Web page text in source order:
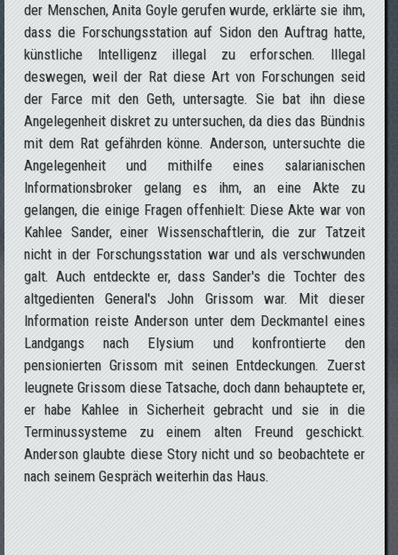
der Menschen, Anita Goyle gerufen wurde, erklärte sie ihm,
dass die Forschungsstation auf Sidon den Auftrag hatte,
künstliche Intelligenz illegal zu erforschen. Illegal
deswegen, weil der Rat diese Art von Forschungen seid
der Farce mit den Geth, untersagte. Sie bat ihn diese
Angelegenheit diskret zu untersuchen, da dies das Bündnis
mit dem Rat gefährden könne. Anderson, untersuchte die
Angelegenheit und mithilfe eines salarianischen
Informationsbroker gelang es ihm, an eine Akte zu
gelangen, die einige Fragen offenhielt: Diese Akte war von
Kahlee Sander, einer Wissenschaftlerin, die zur Tatzeit
nicht in der Forschungsstation war und als verschwunden
galt. Auch entdeckte er, dass Sander's die Tochter des
altgedienten General's John Grissom war. Mit dieser
Information reiste Anderson unter dem Deckmantel eines
Landgangs nach Elysium und konfrontierte den
pensionierten Grissom mit seinen Entdeckungen. Zuerst
leugnete Grissom diese Tatsache, doch dann behauptete er,
er habe Kahlee in Sicherheit gebracht und sie in die
Terminussysteme zu einem alten Freund geschickt.
Anderson glaubte diese Story nicht und so beobachtete er
nach seinem Gespräch weiterhin das Haus.